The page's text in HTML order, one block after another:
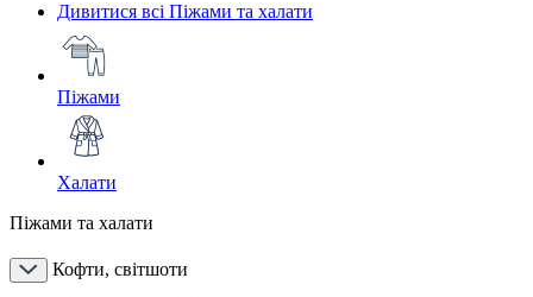
Дивитися всі Піжами та халати
Піжами
Халати
Піжами та халати
Кофти, світшоти